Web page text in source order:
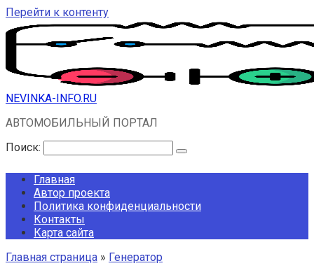
Перейти к контенту
NEVINKA-INFO.RU
АВТОМОБИЛЬНЫЙ ПОРТАЛ
Поиск:
Главная
Автор проекта
Политика конфиденциальности
Контакты
Карта сайта
Главная страница » Генератор